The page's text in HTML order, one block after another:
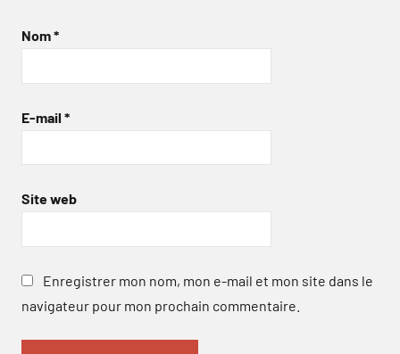
Nom*
E-mail *
Site web
Enregistrer mon nom, mon e-mail et mon site dans le
navigateur pour mon prochain commentaire.